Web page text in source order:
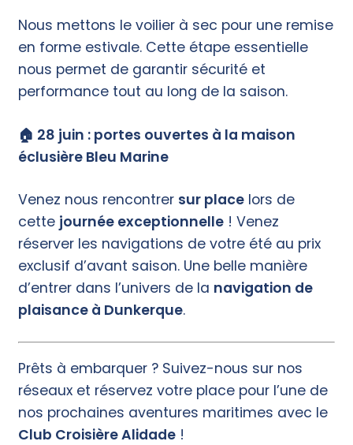
Nous mettons le voilier à sec pour une remise
en forme estivale. Cette étape essentielle
nous permet de garantir sécurité et
performance tout au long de la saison.
🏠 28 juin : portes ouvertes à la maison
éclusière Bleu Marine
Venez nous rencontrer sur place lors de
cette journée exceptionnelle ! Venez
réserver les navigations de votre été au prix
exclusif d’avant saison. Une belle manière
d’entrer dans l’univers de la navigation de
plaisance à Dunkerque.
Prêts à embarquer ? Suivez-nous sur nos
réseaux et réservez votre place pour l’une de
nos prochaines aventures maritimes avec le
Club Croisière Alidade !